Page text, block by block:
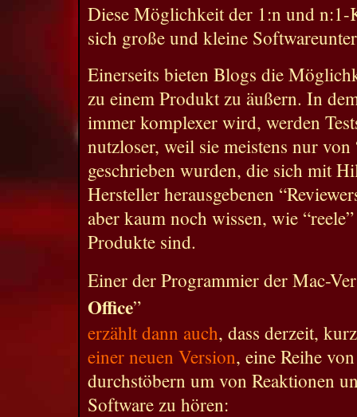
Diese Möglichkeit der 1:n und
sich große und kleine
Einerseits bieten Blogs die
zu einem Produkt zu äußern. In
immer komplexer wird, werden
nutzloser, weil sie meistens nur
geschrieben wurden, die sich mit
Hersteller herausgebenen
aber kaum noch wissen, wie
Produkte sind.
Einer der Programmier der Mac-
Office”
erzählt dann auch, dass derzeit,
einer neuen Version, eine Reihe
durchstöbern um von Reaktionen
Software zu hören: